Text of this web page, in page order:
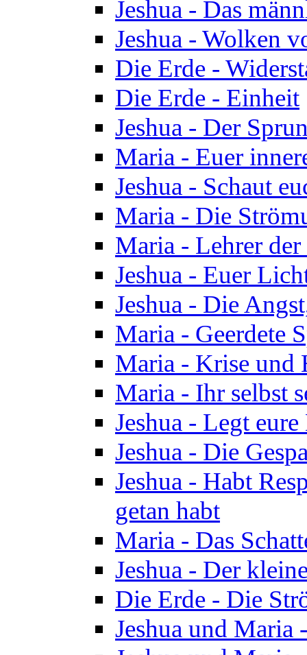
Jeshua - Das
Jeshua - Wolken
Die Erde -
Die Erde - Einheit
Jeshua - Der
Maria - Euer
Jeshua - Schaut
Maria - Die
Maria - Lehrer
Jeshua - Euer
Jeshua - Die
Maria - Geerdete
Maria - Krise und
Maria - Ihr selbst
Jeshua - Legt
Jeshua - Die
Jeshua - Habt
getan habt
Maria - Das
Jeshua - Der
Die Erde - Die
Jeshua und Maria